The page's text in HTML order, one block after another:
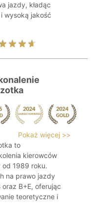
jazdy, kładąc
wysoką jakość
Pokaż więcej >>
to
kierowców
od 1989 roku.
na prawo jazdy
oraz B+E, oferując
teoretyczne i